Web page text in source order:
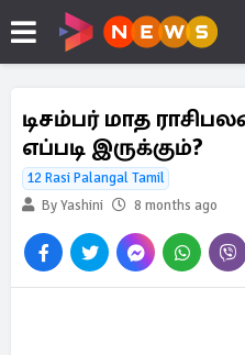
டிசம்பர் மாத
எப்படி இருக்கும்?
12 Rasi Palangal Tamil
By Yashini
8 months ago